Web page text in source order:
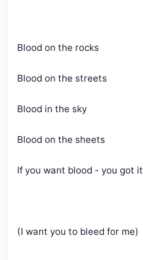
Blood on the rocks
Blood on the streets
Blood in the sky
Blood on the sheets
If you want blood - you got it
(I want you to bleed for me)